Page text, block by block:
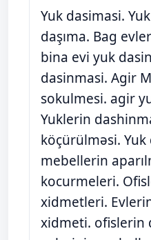
Yuk dasimasi.
daşıma. Bag
bina evi yuk
dasinmasi. Agir
sokulmesi. agir
Yuklerin
köçürülməsi. Yuk
mebellerin
kocurmeleri.
xidmetleri.
xidmeti. ofislerin